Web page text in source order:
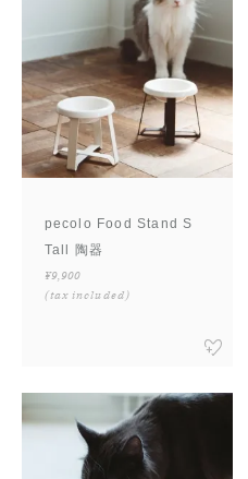
pecolo Food Stand S
Tall 陶器
¥9,900
(tax included)